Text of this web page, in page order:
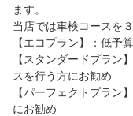
ます。
当店では車検コースを
【エコプラン】：低予
【スタンダードプラン
スを行う方にお勧め
【パーフェクトプラン
にお勧め